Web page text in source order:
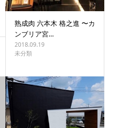
熟成肉 六本木 格之進 〜カ
ンブリア宮…
2018.09.19
未分類